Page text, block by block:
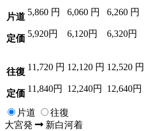
片道
定価
5,860 円
5,920円
6,060 円
6,120円
6,260 円
6,320円
往復
定価
11,720 円
11,840円
12,120 円
12,240円
12,520 円
12,640円
片道
往復
大宮発 新白河着